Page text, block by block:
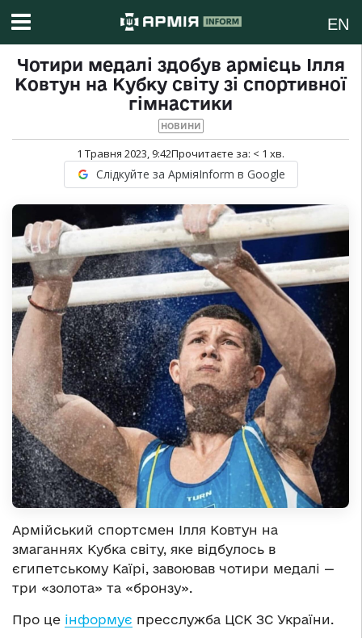
EN
Чотири медалі здобув армієць Ілля
Ковтун на Кубку світу зі спортивної
гімнастики
НОВИНИ
1 Травня 2023, 9:42Прочитаєте за: < 1 хв.
Слідкуйте за АрміяInform в Google
Армійський спортсмен Ілля Ковтун на
змаганнях Кубка світу, яке відбулось в
єгипетському Каїрі, завоював чотири медалі —
три «золота» та «бронзу».
Про це інформує пресслужба ЦСК ЗС України.